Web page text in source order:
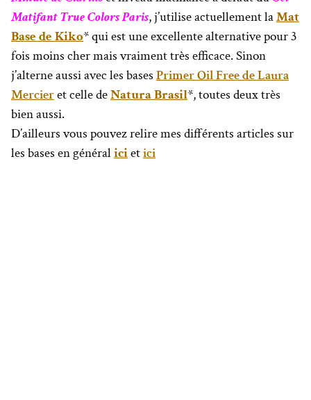
Matifant True Colors Paris, j’utilise actuellement laMat
Base de Kiko* qui est une excellente alternative pour 3
fois moins cher mais vraiment très efficace. Sinon
j’alterne aussi avec les bases Primer Oil Free de Laura
Mercieret celle deNatura Brasil*, toutes deux très
bien aussi.
D’ailleurs vous pouvez relire mes différents articles sur
les bases en généralicietici